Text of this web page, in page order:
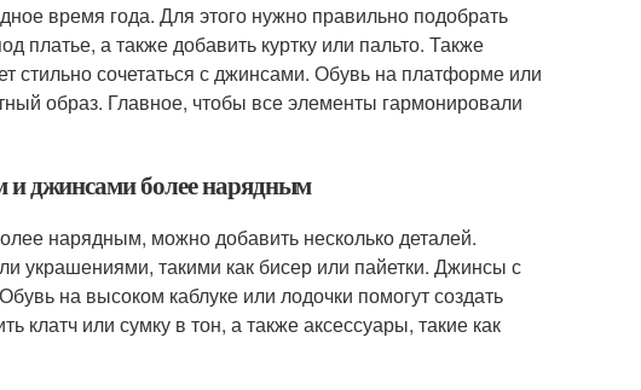
время года. Для этого нужно правильно подобрать
платье, а также добавить куртку или пальто. Также
стильно сочетаться с джинсами. Обувь на платформе или
образ. Главное, чтобы все элементы гармонировали
и джинсами более нарядным
нарядным, можно добавить несколько деталей.
украшениями, такими как бисер или пайетки. Джинсы с
на высоком каблуке или лодочки помогут создать
клатч или сумку в тон, а также аксессуары, такие как